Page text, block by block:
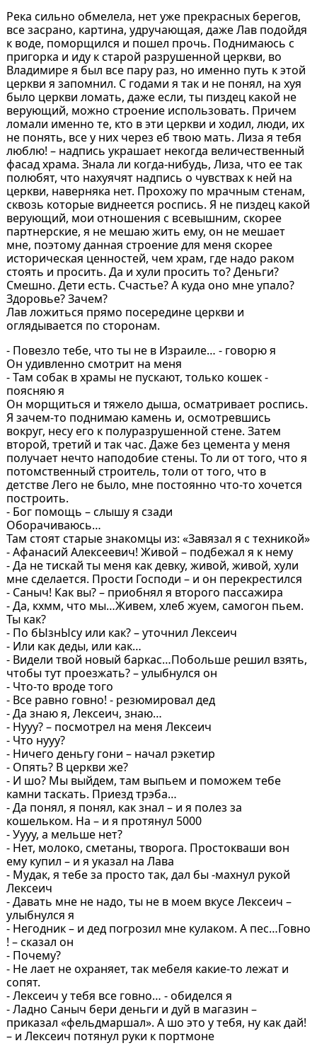
Река сильно обмелела, нет уже прекрасных берегов,
все засрано, картина, удручающая, даже Лав подойдя
к воде, поморщился и пошел прочь. Поднимаюсь с
пригорка и иду к старой разрушенной церкви, во
Владимире я был все пару раз, но именно путь к этой
церкви я запомнил. С годами я так и не понял, на хуя
было церкви ломать, даже если, ты пиздец какой не
верующий, можно строение использовать. Причем
ломали именно те, кто в эти церкви и ходил, люди, их
не понять, все у них через еб твою мать. Лиза я тебя
люблю! – надпись украшает некогда величественный
фасад храма. Знала ли когда-нибудь, Лиза, что ее так
полюбят, что нахуячят надпись о чувствах к ней на
церкви, наверняка нет. Прохожу по мрачным стенам,
сквозь которые виднеется роспись. Я не пиздец какой
верующий, мои отношения с всевышним, скорее
партнерские, я не мешаю жить ему, он не мешает
мне, поэтому данная строение для меня скорее
историческая ценностей, чем храм, где надо раком
стоять и просить. Да и хули просить то? Деньги?
Смешно. Дети есть. Счастье? А куда оно мне упало?
Здоровье? Зачем?
Лав ложиться прямо посередине церкви и
оглядывается по сторонам.
- Повезло тебе, что ты не в Израиле… - говорю я
Он удивленно смотрит на меня
- Там собак в храмы не пускают, только кошек -
поясняю я
Он морщиться и тяжело дыша, осматривает роспись.
Я зачем-то поднимаю камень и, осмотревшись
вокруг, несу его к полуразрушенной стене. Затем
второй, третий и так час. Даже без цемента у меня
получает нечто наподобие стены. То ли от того, что я
потомственный строитель, толи от того, что в
детстве Лего не было, мне постоянно что-то хочется
построить.
- Бог помощь – слышу я сзади
Оборачиваюсь…
Там стоят старые знакомцы из: «Завязал я с техникой»
- Афанасий Алексеевич! Живой – подбежал я к нему
- Да не тискай ты меня как девку, живой, живой, хули
мне сделается. Прости Господи – и он перекрестился
- Саныч! Как вы? – приобнял я второго пассажира
- Да, кхмм, что мы…Живем, хлеб жуем, самогон пьем.
Ты как?
- По бЫзнЫсу или как? – уточнил Лексеич
- Или как деды, или как…
- Видели твой новый баркас…Побольше решил взять,
чтобы тут проезжать? – улыбнулся он
- Что-то вроде того
- Все равно говно! - резюмировал дед
- Да знаю я, Лексеич, знаю…
- Нууу? – посмотрел на меня Лексеич
- Что нууу?
- Ничего деньгу гони – начал рэкетир
- Опять? В церкви же?
- И шо? Мы выйдем, там выпьем и поможем тебе
камни таскать. Приезд трэба…
- Да понял, я понял, как знал – и я полез за
кошельком. На – и я протянул 5000
- Уууу, а мельше нет?
- Нет, молоко, сметаны, творога. Простокваши вон
ему купил – и я указал на Лава
- Мудак, я тебе за просто так, дал бы -махнул рукой
Лексеич
- Давать мне не надо, ты не в моем вкусе Лексеич –
улыбнулся я
- Негодник – и дед погрозил мне кулаком. А пес…Говно
! – сказал он
- Почему?
- Не лает не охраняет, так мебеля какие-то лежат и
сопят.
- Лексеич у тебя все говно… - обиделся я
- Ладно Саныч бери деньги и дуй в магазин –
приказал «фельдмаршал». А шо это у тебя, ну как дай!
– и Лексеич потянул руки к портмоне